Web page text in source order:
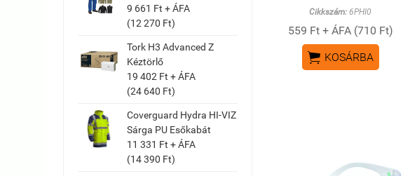
9 661 Ft + ÁFA
(12 270 Ft)
Tork H3 Advanced Z
Kéztörlő
19 402 Ft + ÁFA
(24 640 Ft)
Coverguard Hydra HI-VIZ
Sárga PU Esőkabát
11 331 Ft + ÁFA
(14 390 Ft)
Cikkszám: 6PHI0
559 Ft + ÁFA (710 Ft)
 KOSÁRBA